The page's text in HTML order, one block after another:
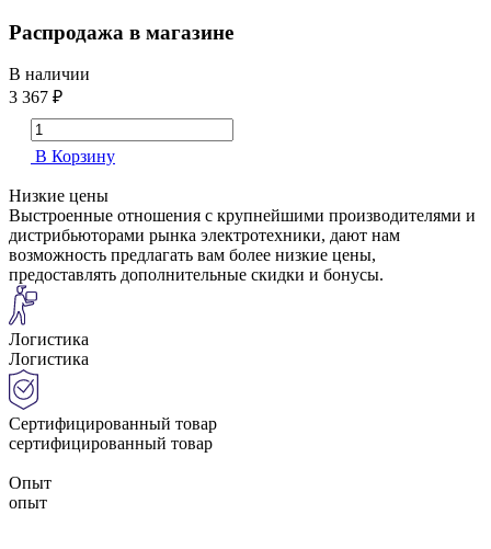
Распродажа в магазине
В наличии
3 367 ₽
В Корзину
Низкие цены
Выстроенные отношения с крупнейшими производителями и
дистрибьюторами рынка электротехники, дают нам
возможность предлагать вам более низкие цены,
предоставлять дополнительные скидки и бонусы.
Логистика
Логистика
Сертифицированный товар
сертифицированный товар
Опыт
опыт